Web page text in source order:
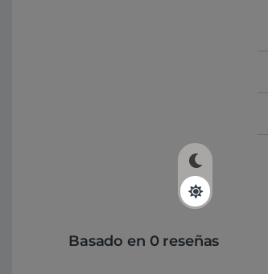
Basado en 0 reseñas